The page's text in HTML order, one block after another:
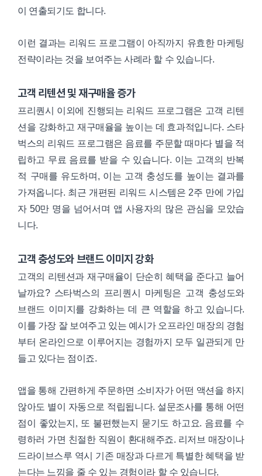
이 연출되기도 합니다.
이런 결과는 리워드 프로그램이 아직까지 유효한 마케팅
전략이라는 것을 보여주는 사례라 할 수 있습니다.
고객 리텐션 및 재구매율 증가
프리퀀시 이외에 진행되는 리워드 프로그램은 고객 리텐
션을 강화하고 재구매율을 높이는 데 효과적입니다. 스타
벅스의 리워드 프로그램은 음료를 주문할 때마다 별을 적
립하고 무료 음료를 받을 수 있습니다. 이는 고객의 반복
적 구매를 유도하며, 이는 고객 충성도를 높이는 결과를
가져옵니다. 최근 개편된 리워드 시스템은 2주 만에 가입
자 50만 명을 넘어서며 앱 사용자의 많은 관심을 모았습
니다.
고객 충성도와 브랜드 이미지 강화
고객의 리텐션과 재구매율이 단순히 혜택을 준다고 늘어
날까요? 스타벅스의 프리퀀시 마케팅은 고객 충성도와
브랜드 이미지를 강화하는 데 큰 역할을 하고 있습니다.
이를 가장 잘 보여주고 있는 예시가 오프라인 매장의 경험
부터 온라인으로 이루어지는 경험까지 모두 일관되게 만
들고 있다는 점이죠.
앱을 통해 간편하게 주문하면 소비자가 어떤 액션을 하지
않아도 별이 자동으로 적립됩니다. 설문조사를 통해 어떤
점이 좋았는지, 또 불편했는지 묻기도 하고요. 음료를 수
령하러 가면 친절한 직원이 환대해주죠. 리저브 매장이나
드라이브스루 역시 기존 매장과 다르게 특별한 혜택을 받
는다는 느낌을 줄 수 있는 경험이라 할 수 있습니다.